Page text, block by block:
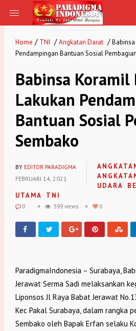
Home / TNI / Angkatan Darat /
Pendampingan Bantuan Sosial
Babinsa Koramil
Lakukan
Bantuan Sosial
Sembako
BY EDITOR PARADIGMA
FEBRUARI 14, 2021
UDARA
UTAMA
TNI
0 599 views 0
ParadigmaIndonesia – Surabaya,
Jerawat Serma Sadi melaksankan
Liponsos Jl Raya Babat Jerawat
Kec Pakal Surabaya, dalam rangka
Sembako oleh Bapak Erfan selaku